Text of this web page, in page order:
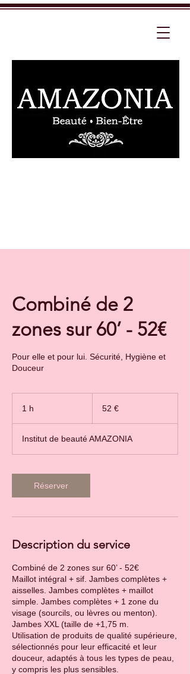
Combiné de 2
zones sur 60’ - 52€
Pour elle et pour lui. Sécurité, Hygiène et
Douceur
1 h 52 €
Institut de beauté AMAZONIA
Réserver
Description du service
Combiné de 2 zones sur 60’ - 52€
Maillot intégral + sif. Jambes complètes +
aisselles. Jambes complètes + maillot
simple. Jambes complètes + 1 zone du
visage (sourcils, ou lèvres ou menton).
Jambes XXL (taille de +1,75 m.
Utilisation de produits de qualité supérieure,
sélectionnés pour leur efficacité et leur
douceur, adaptés à tous les types de peau,
y compris les plus sensibles.